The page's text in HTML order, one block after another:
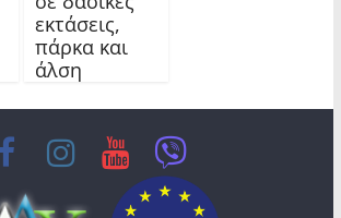
εκτάσεις,
πάρκα και
άλση